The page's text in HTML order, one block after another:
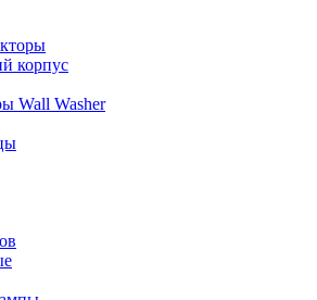
корпус
Wall Washer